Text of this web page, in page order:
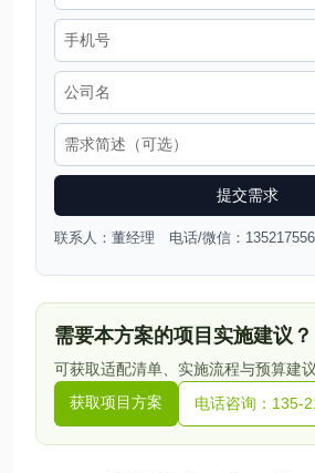
提交需求
联系人：董经理 电话/微信：
需要本方案的项目实施建议？
可获取适配清单、实施流程与预算建议
获取项目方案
电话咨询：135-